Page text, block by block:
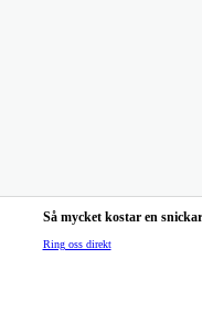
Så mycket kostar en
Ring oss direkt